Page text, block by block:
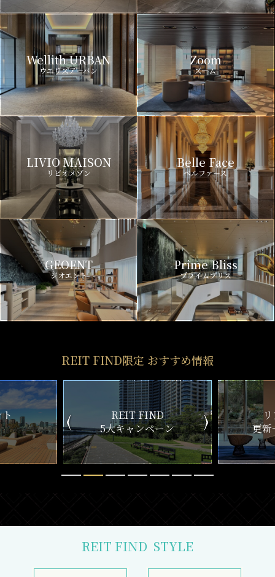
Wellith URBAN
ウエリスアーバン
Zoom
ズーム
LIVIO MAISON
リビオメゾン
Belle Face
ベルファース
GEOENT
ジオエント
Prime Bliss
プライムブリス
REIT FIND限定 おすすめ情報
ン
リアルタイム
更新一覧チェック
新
REIT FIND STYLE